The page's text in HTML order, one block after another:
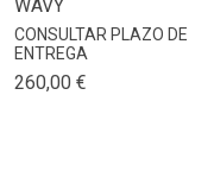
WAVY
CONSULTAR PLAZO DE
ENTREGA
260,00 €